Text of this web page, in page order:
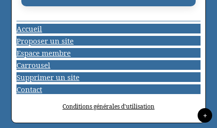
Accueil
Proposer un site
Espace membre
Carrousel
Supprimer un site
Contact
Conditions générales d'utilisation
+